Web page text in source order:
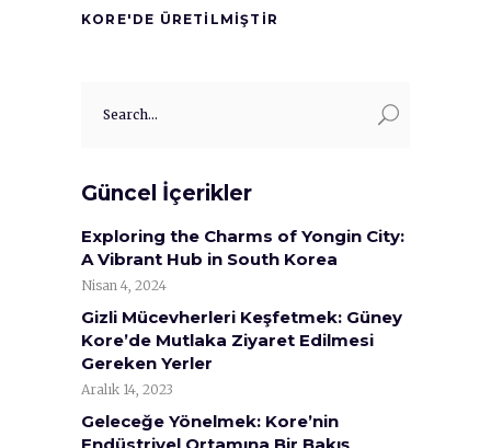
KORE'DE ÜRETİLMİŞTİR
for:
Güncel İçerikler
Exploring the Charms of Yongin City:
A Vibrant Hub in South Korea
Nisan 4, 2024
Gizli Mücevherleri Keşfetmek: Güney
Kore’de Mutlaka Ziyaret Edilmesi
Gereken Yerler
Aralık 14, 2023
Geleceğe Yönelmek: Kore’nin